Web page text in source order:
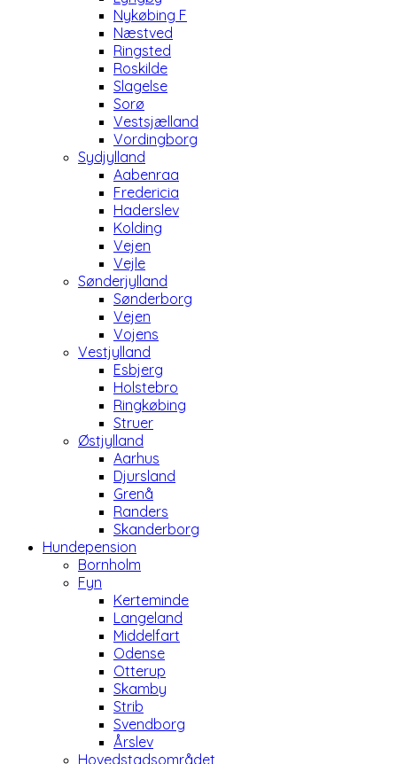
Nykøbing F
Næstved
Ringsted
Roskilde
Slagelse
Sorø
Vestsjælland
Vordingborg
Sydjylland
Aabenraa
Fredericia
Haderslev
Kolding
Vejen
Vejle
Sønderjylland
Sønderborg
Vejen
Vojens
Vestjylland
Esbjerg
Holstebro
Ringkøbing
Struer
Østjylland
Aarhus
Djursland
Grenå
Randers
Skanderborg
Hundepension
Bornholm
Fyn
Kerteminde
Langeland
Middelfart
Odense
Otterup
Skamby
Strib
Svendborg
Årslev
Hovedstadsområdet